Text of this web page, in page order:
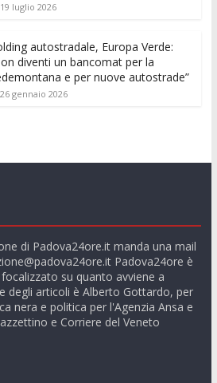
19 luglio 2026
autostradale, Europa Verde:
diventi un bancomat per la
e per nuove autostrade”
26 gennaio 2026
di Padova24ore.it manda una mail
Padova24ore è
su quanto avviene a
degli articoli è Alberto Gottardo, per
nera e politica per l'Agenzia Ansa e
e Corriere del Veneto